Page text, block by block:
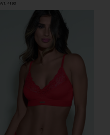
Art. 4193